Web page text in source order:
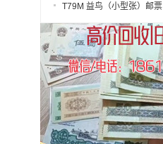
T79M 益鸟（小型张）邮票